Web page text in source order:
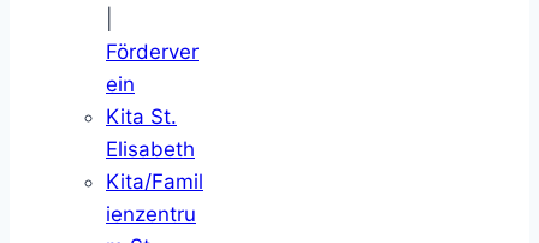
Förderver
ein
Kita St.
Elisabeth
Kita/Famil
ienzentru